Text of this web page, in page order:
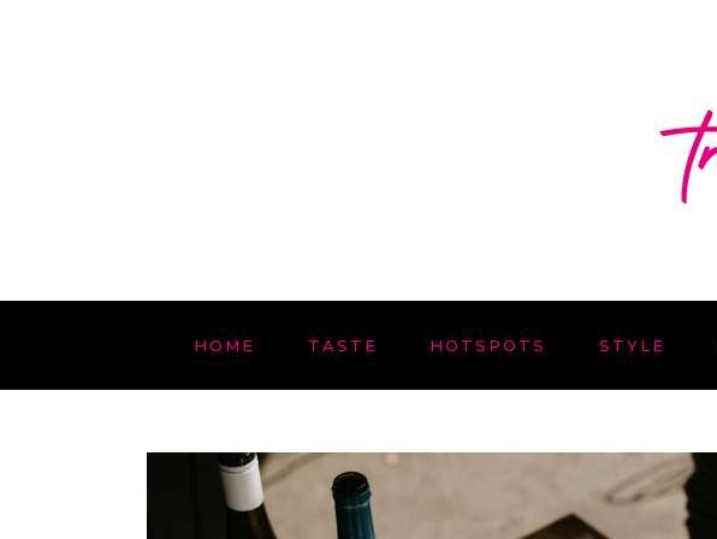
HOME TASTE HOTSPOTS STYLE